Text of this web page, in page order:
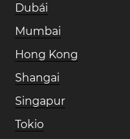
Dubái
Mumbai
Hong Kong
Shangai
Singapur
Tokio